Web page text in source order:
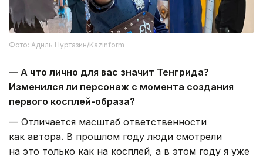
Фото: Адиль Нуртазин/Kazinform
— А что лично для вас значит Тенгрида?
Изменился ли персонаж с момента создания
первого косплей-образа?
— Отличается масштаб ответственности
как автора. В прошлом году люди смотрели
на это только как на косплей, а в этом году я уже